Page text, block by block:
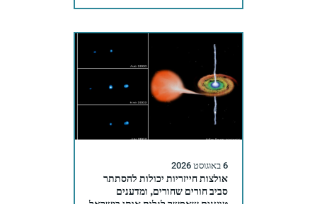
6 באוגוסט 2026
אולצות חייזריות יכולות להסתתר
סביב חורים שחורים, ומדענים